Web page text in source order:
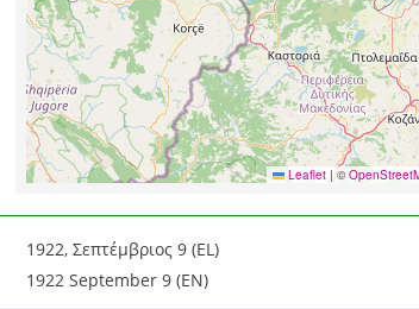
Leaflet |©
1922, Σεπτέμβριος 9 (EL)
1922 September 9 (EN)